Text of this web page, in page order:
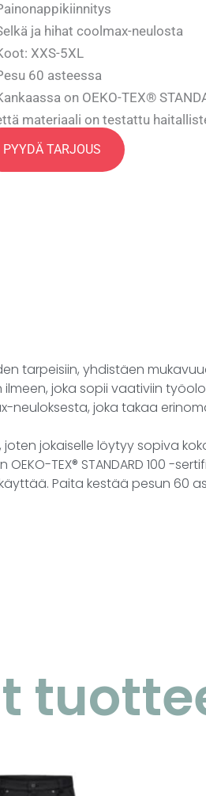
ja hihat coolmax-neulosta
XXS-5XL
60 asteessa
on OEKO-TEX®
materiaali on testattu
käyttää
PYYDÄ TARJOUS
tarpeisiin, yhdistäen
joka sopii vaativiin
neuloksesta, joka takaa
jokaiselle löytyy sopiva
TEX® STANDARD 100 -
Paita kestää pesun 60